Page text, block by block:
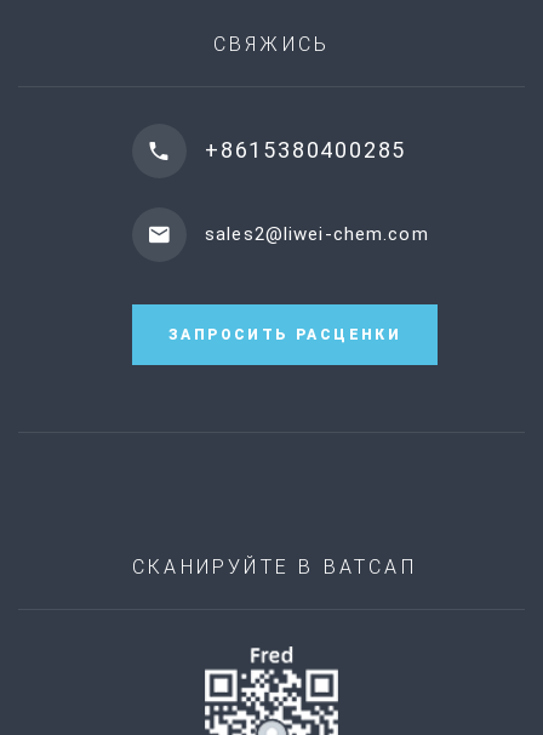
СВЯЖИСЬ
+8615380400285
sales2@liwei-chem.com
ЗАПРОСИТЬ РАСЦЕНКИ
СКАНИРУЙТЕ В ВАТСАП